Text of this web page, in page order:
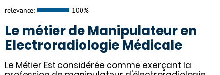
relevance: 100%
Le métier de Manipulateur en
Electroradiologie Médicale
Le Métier Est considérée comme exerçant la